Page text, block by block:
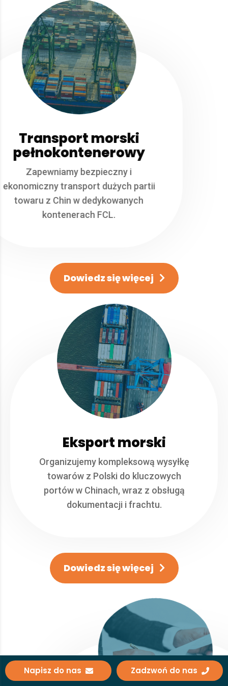
Transport morski
pełnokontenerowy
Zapewniamy bezpieczny i
ekonomiczny transport dużych partii
towaru z Chin w dedykowanych
kontenerach FCL.
Dowiedz się więcej
Eksport morski
Organizujemy kompleksową wysyłkę
towarów z Polski do kluczowych
portów w Chinach, wraz z obsługą
dokumentacji i frachtu.
Dowiedz się więcej
Napisz do nas Zadzwoń do nas